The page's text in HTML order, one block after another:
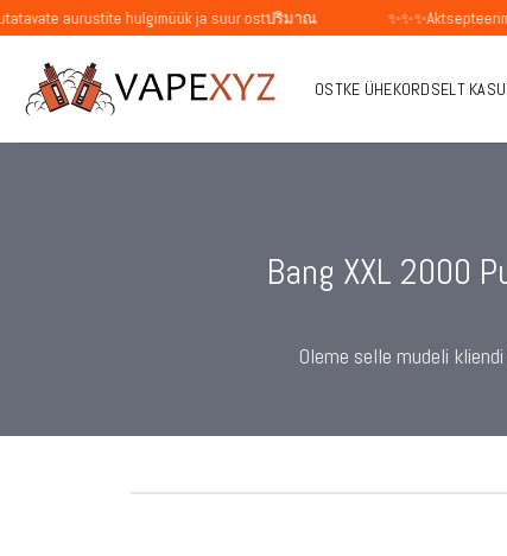
Skip
content
hulgimüük ja suur ostปริมาณ ✨✨✨Aktsepteerime
OSTKE ÜHEKORDSELT
Bang XXL 2000
Oleme selle mudeli